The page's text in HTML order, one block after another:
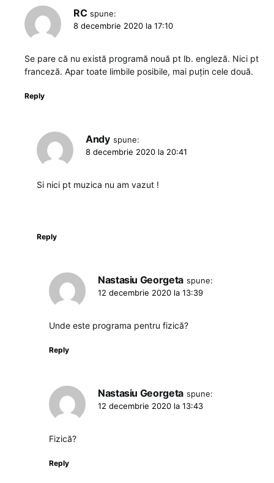
RC spune:
8 decembrie 2020 la 17:10
Se pare că nu există programă nouă pt lb. engleză. Nici pt
franceză. Apar toate limbile posibile, mai puțin cele două.
Reply
Andy spune:
8 decembrie 2020 la 20:41
Si nici pt muzica nu am vazut !
Reply
Nastasiu Georgeta spune:
12 decembrie 2020 la 13:39
Unde este programa pentru fizică?
Reply
Nastasiu Georgeta spune:
12 decembrie 2020 la 13:43
Fizică?
Reply